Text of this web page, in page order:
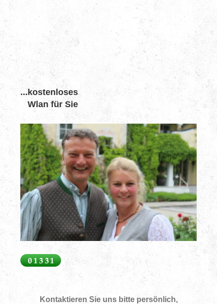
...kostenloses
Wlan für Sie
Kontaktieren Sie uns bitte persönlich,